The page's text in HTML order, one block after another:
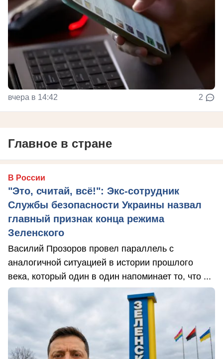
вчера в 14:42 2
Главное в стране
В России
"Это, считай, всё!": Экс-сотрудник
Службы безопасности Украины назвал
главный признак конца режима
Зеленского
Василий Прозоров провел параллель с
аналогичной ситуацией в истории прошлого
века, который один в один напоминает то, что ...